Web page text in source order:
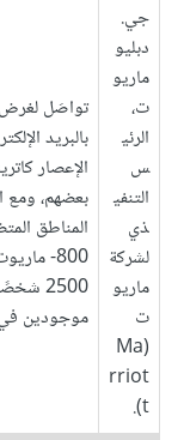
جي.
دبليو
ماريو
ت،
الرئي
س
التنفي
ذي
لشركة
ماريو
ت
(Ma
rriot
t).
تواصَل لغرض
بالبريد
الإعصار
بعضهم، ومع
800-
موجودين في